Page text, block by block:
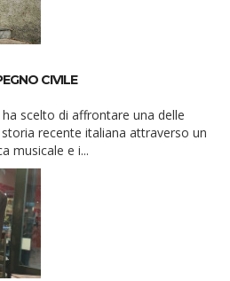
CIVILE
scelto di affrontare una delle
recente italiana attraverso un
musicale e i...